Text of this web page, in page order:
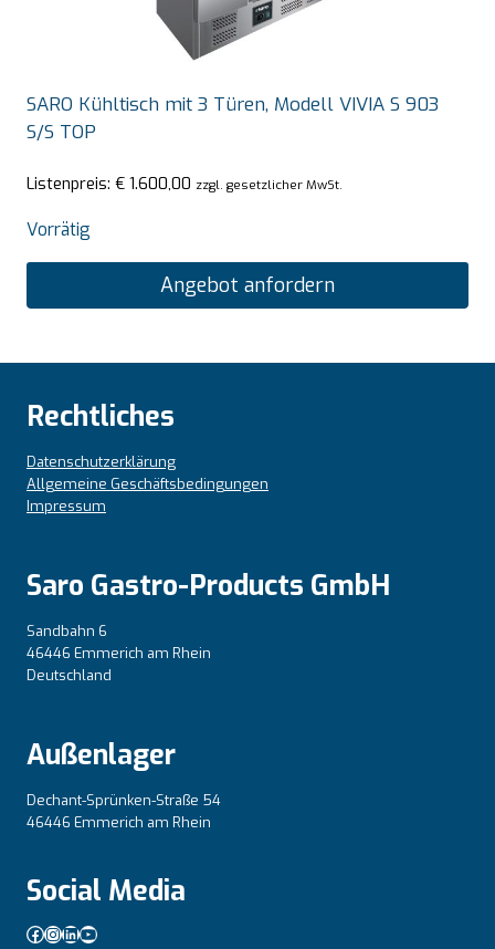
SARO Kühltisch mit 3 Türen, Modell VIVIA S 903
S/S TOP
Listenpreis: € 1.600,00 zzgl. gesetzlicher MwSt.
Vorrätig
Angebot anfordern
Rechtliches
Datenschutzerklärung
Allgemeine Geschäftsbedingungen
Impressum
Saro Gastro-Products GmbH
Sandbahn 6
46446 Emmerich am Rhein
Deutschland
Außenlager
Dechant-Sprünken-Straße 54
46446 Emmerich am Rhein
Social Media
Facebook
Instagram
LinkedIn
YouTube